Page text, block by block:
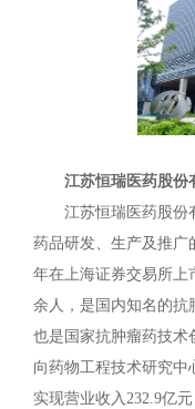
江苏恒瑞医药股份
江苏恒瑞医药股份
药品研发、生产及推广
年在上海证券交易所上
余人，是国内知名的抗
也是国家抗肿瘤药技术
向药物工程技术研究中
实现营业收入232.9亿